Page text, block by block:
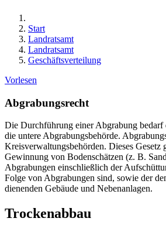
Start
Landratsamt
Landratsamt
Geschäftsverteilung
Vorlesen
Abgrabungsrecht
Die Durchführung einer Abgrabung bedarf
die untere Abgrabungsbehörde.
Kreisverwaltungsbehörden. Dieses
Gewinnung von Bodenschätzen (z. B.
Abgrabungen einschließlich der
Folge von Abgrabungen sind, sowie der
dienenden Gebäude und Nebenanlagen.
Trockenabbau